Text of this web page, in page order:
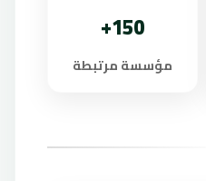
150+
مؤسسة مرتبطة